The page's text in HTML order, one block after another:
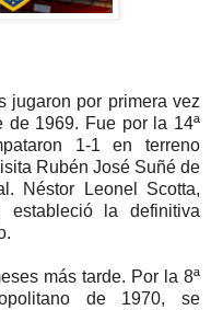
jugaron por primera vez
de 1969. Fue por la 14ª
1-1 en terreno
Rubén José Suñé de
Néstor Leonel Scotta,
estableció la definitiva
más tarde. Por la 8ª
de 1970, se